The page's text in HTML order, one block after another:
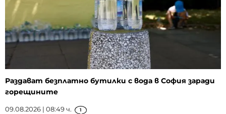
Раздават безплатно бутилки с вода в София заради
горещините
09.08.2026 | 08:49 ч. 1